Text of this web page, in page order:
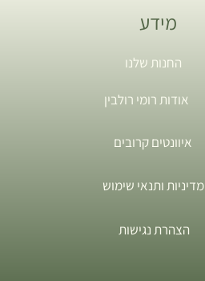
מידע
החנות שלנו
אודות רומי רולבין
איוונטים קרובים
מדיניות ותנאי שימוש
הצהרת נגישות